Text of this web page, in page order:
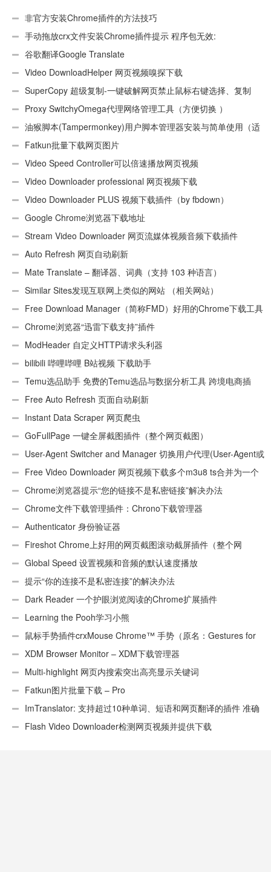
非官方安装Chrome插件的方法技巧
手动拖放crx文件安装Chrome插件提示 程序包无效:
“CEX_HEADER_INVALID”的解决办法
谷歌翻译Google Translate
Video DownloadHelper 网页视频嗅探下载
SuperCopy 超级复制-一键破解网页禁止鼠标右键选择、复制
Proxy SwitchyOmega代理网络管理工具（方便切换 ）
油猴脚本(Tampermonkey)用户脚本管理器安装与简单使用（适
用Android）
Fatkun批量下载网页图片
Video Speed Controller可以倍速播放网页视频
Video Downloader professional 网页视频下载
Video Downloader PLUS 视频下载插件（by fbdown）
Google Chrome浏览器下载地址
Stream Video Downloader 网页流媒体视频音频下载插件
Auto Refresh 网页自动刷新
Mate Translate – 翻译器、词典（支持 103 种语言）
Similar Sites发现互联网上类似的网站 （相关网站）
Free Download Manager（简称FMD）好用的Chrome下载工具
插件Chrome浏览器“迅雷下载支持”插件
ModHeader 自定义HTTP请求头利器
bilibili 哔哩哔哩 B站视频 下载助手
Temu选品助手 免费的Temu选品与数据分析工具 跨境电商插
件 Free Auto Refresh 页面自动刷新
Instant Data Scraper 网页爬虫
GoFullPage 一键全屏截图插件（整个网页截图）
User-Agent Switcher and Manager 切换用户代理(User-Agent或
UA)Free Video Downloader 网页视频下载多个m3u8 ts合并为一个
ts文件Chrome浏览器提示“您的链接不是私密链接”解决办法
Chrome文件下载管理插件：Chrono下载管理器
Authenticator 身份验证器
Fireshot Chrome上好用的网页截图滚动截屏插件（整个网
页）Global Speed 设置视频和音频的默认速度播放
提示“你的连接不是私密连接”的解决办法
Dark Reader 一个护眼浏览阅读的Chrome扩展插件
Learning the Pooh学习小熊
鼠标手势插件crxMouse Chrome™ 手势（原名：Gestures for
Chrome(TM)汉化版）
XDM Browser Monitor – XDM下载管理器
Multi-highlight 网页内搜索突出高亮显示关键词
Fatkun图片批量下载 – Pro
ImTranslator: 支持超过10种单词、短语和网页翻译的插件 准确
性不错Flash Video Downloader检测网页视频并提供下载